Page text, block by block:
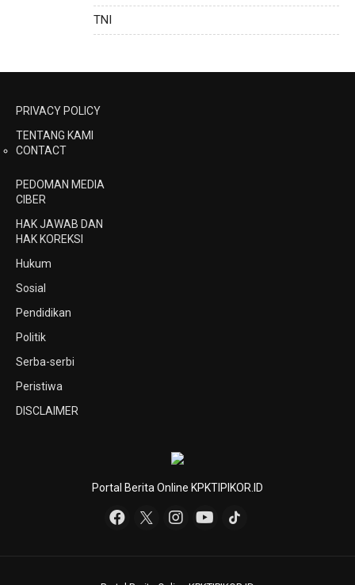
TNI
PRIVACY POLICY
TENTANG KAMI
CONTACT
PEDOMAN MEDIA
CIBER
HAK JAWAB DAN
HAK KOREKSI
Hukum
Sosial
Pendidikan
Politik
Serba-serbi
Peristiwa
DISCLAIMER
Portal Berita Online KPKTIPIKOR.ID